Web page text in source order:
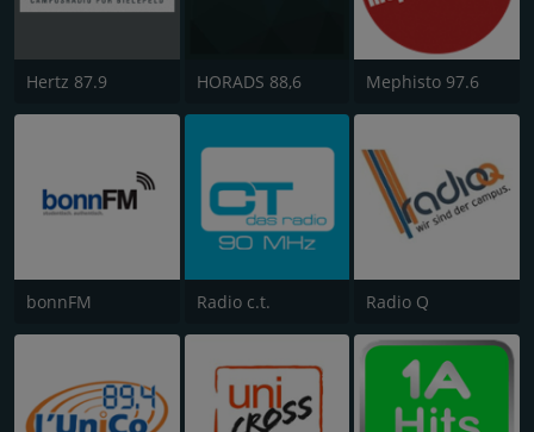
Hertz 87.9 HORADS 88,6 Mephisto 97.6
bonnFM Radio c.t. Radio Q